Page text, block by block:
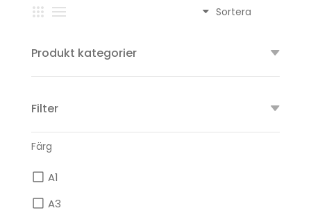
Produkt kategorier
Filter
Färg
A1
A3